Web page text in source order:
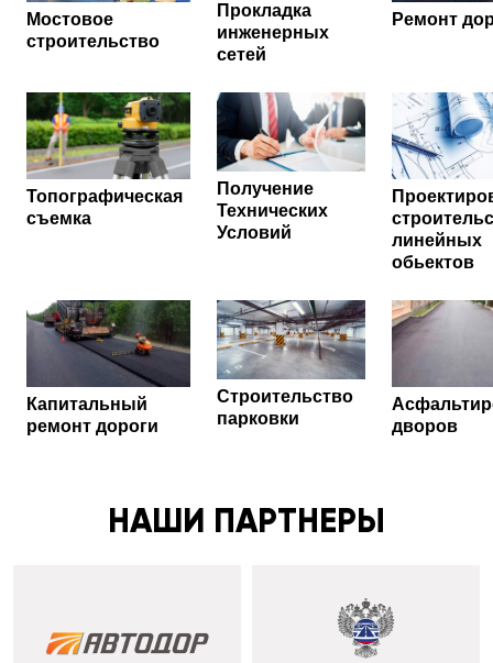
Мостовое
строительство
Прокладка
инженерных
сетей
Ремонт
Топографическая
съемка
Получение
Технических
Условий
линейных
обьектов
Капитальный
ремонт дороги
Строительство
парковки
дворов
НАШИ ПАРТНЕРЫ